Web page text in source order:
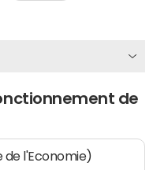
de
de l'Economie)